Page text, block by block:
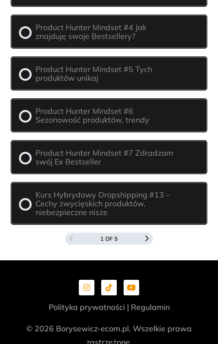
Product Hunter Mindset #4 Jak
znajduję swoje Bestsellery?
Product Hunter Mindset #5 Tych
produktów unikaj
Product Hunter Mindset #6
Sezonowość produktów, trendy
Product Hunter Mindset #7 Zdradzam
swój Ex Bestseller
Kurs Hybrydowy Dropshipping #13 –
Cechy zwycięskich produktów,
niebezpieczne nisze
1 OF 5
Polityka prywatności | Regulamin
© 2026 Borysewicz-ecom.pl. Wszelkie prawa